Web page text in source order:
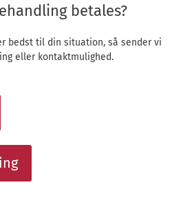
betales?
bedst til din situation, så sender vi
eller kontaktmulighed.